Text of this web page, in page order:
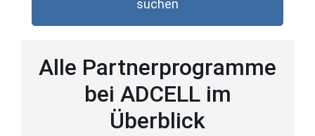
suchen
Alle Partnerprogramme
bei ADCELL im
Überblick